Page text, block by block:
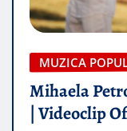
MUZICA
Mihaela
| Videoclip